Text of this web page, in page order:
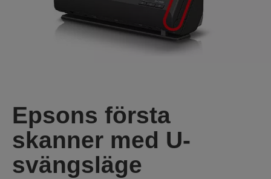
Epsons första
skanner med U-
svängsläge